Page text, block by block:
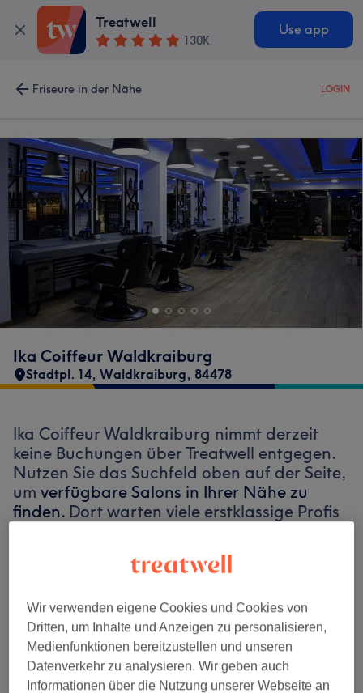
Treatwell
130K
Use app
Friseure in der Nähe LOGIN
Ika Coiffeur Waldkraiburg
Stadtpl. 14, Waldkraiburg, 84478
Ika Coiffeur Waldkraiburg nimmt derzeit
keine Buchungen über Treatwell entgegen.
Nutzen Sie das Suchfeld oben auf der Seite,
um verfügbare Salons in Ihrer Nähe zu
finden. Dort warten viele erstklassige Profis
Auf Treatwell finden
Wir verwenden eigene Cookies und Cookies von
Dritten, um Inhalte und Anzeigen zu personalisieren,
Medienfunktionen bereitzustellen und unseren
Datenverkehr zu analysieren. Wir geben auch
Informationen über die Nutzung unserer Webseite an